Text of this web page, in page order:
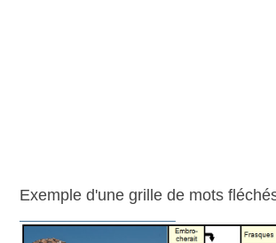
Exemple d'une grille de mots